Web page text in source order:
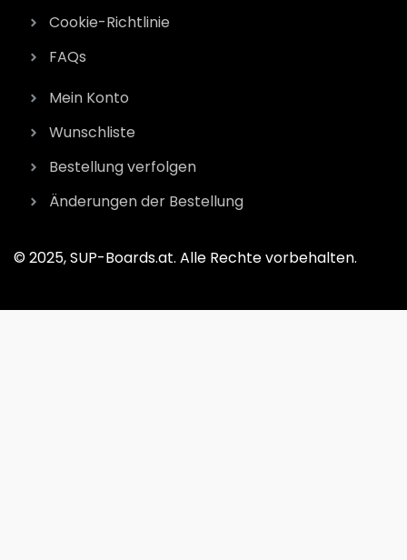
Cookie-Richtlinie
FAQs
Mein Konto
Wunschliste
Bestellung verfolgen
Änderungen der Bestellung
© 2025, SUP-Boards.at. Alle Rechte vorbehalten.